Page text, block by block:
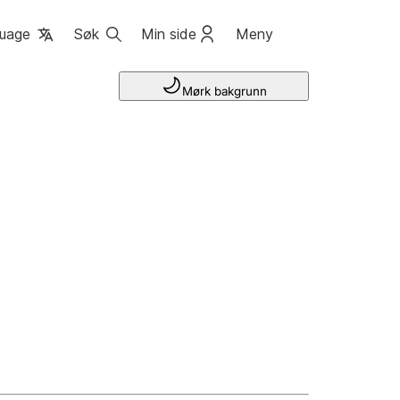
Søk Min side Meny
Mørk bakgrunn